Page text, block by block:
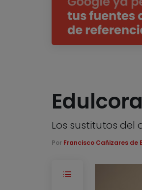
Los sustitutos del
Por Francisco Cañizares de